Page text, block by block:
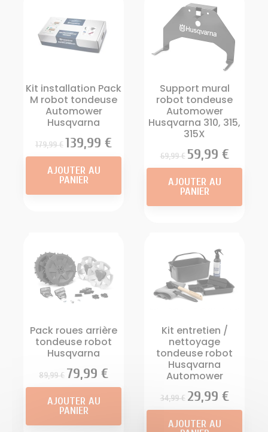
Kit installation Pack
M robot tondeuse
Automower
Husqvarna
Prix
179,99 €Prix
139,99 €
AJOUTER AU
PANIER
Support mural
robot tondeuse
Automower
Husqvarna 310, 315,
315X
Prix
69,99 € Prix
59,99 €
AJOUTER AU
PANIER
Pack roues arrière
tondeuse robot
Husqvarna
Prix
89,99 € Prix
79,99 €
AJOUTER AU
PANIER
Kit entretien /
nettoyage
tondeuse robot
Husqvarna
Automower
Prix
34,99 € Prix
29,99 €
AJOUTER AU